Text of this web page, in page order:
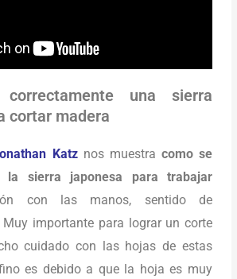
una sierra
cortar madera
Katznos muestra como se
sierra japonesa para trabajar
con las manos, sentido de
Muy importante para lograr un corte
cuidado con las hojas de estas
es debido a que la hoja es muy